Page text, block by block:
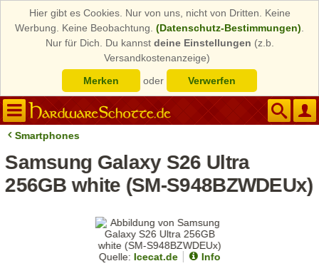
Hier gibt es Cookies. Nur von uns, nicht von Dritten. Keine
Werbung. Keine Beobachtung. (Datenschutz-Bestimmungen)
Nur für Dich. Du kannst deine Einstellungen (z.b.
Versandkostenanzeige)
Merken
oder Verwerfen
Smartphones
Samsung Galaxy S26 Ultra
256GB white (SM-S948BZWDEUx)
Quelle: Icecat.de
Info